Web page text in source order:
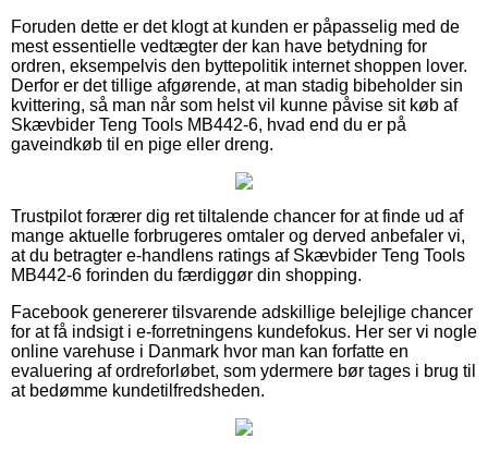
Foruden dette er det klogt at kunden er påpasselig med de
mest essentielle vedtægter der kan have betydning for
ordren, eksempelvis den byttepolitik internet shoppen lover.
Derfor er det tillige afgørende, at man stadig bibeholder sin
kvittering, så man når som helst vil kunne påvise sit køb af
Skævbider Teng Tools MB442-6, hvad end du er på
gaveindkøb til en pige eller dreng.
Trustpilot forærer dig ret tiltalende chancer for at finde ud af
mange aktuelle forbrugeres omtaler og derved anbefaler vi,
at du betragter e-handlens ratings af Skævbider Teng Tools
MB442-6 forinden du færdiggør din shopping.
Facebook genererer tilsvarende adskillige belejlige chancer
for at få indsigt i e-forretningens kundefokus. Her ser vi nogle
online varehuse i Danmark hvor man kan forfatte en
evaluering af ordreforløbet, som ydermere bør tages i brug til
at bedømme kundetilfredsheden.